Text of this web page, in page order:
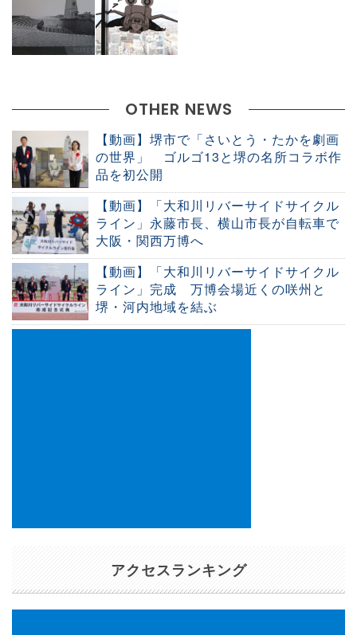
OTHER NEWS
【動画】堺市で「さいとう・たかを劇画
の世界」 ゴルゴ13と堺の名所コラボ作
品を初公開
【動画】「大和川リバーサイドサイクル
ライン」永藤市長、横山市長が自転車で
大阪・関西万博へ
【動画】「大和川リバーサイドサイクル
ライン」完成 万博会場近くの咲州と
堺・河内地域を結ぶ
アクセスランキング